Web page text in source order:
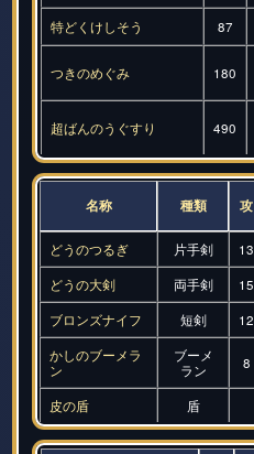
特どくけしそう 87
つきのめぐみ 180
超ばんのうぐすり 490
名称 種類 攻
どうのつるぎ 片手剣 13
どうの大剣
両手剣 15
ブロンズナイフ
短剣 12
かしのブーメラ
ン
ブーメ
ラン
8
皮の盾 盾